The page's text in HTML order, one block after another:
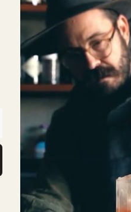
lanceres
Nyhedsbrev
Tilmeld dig